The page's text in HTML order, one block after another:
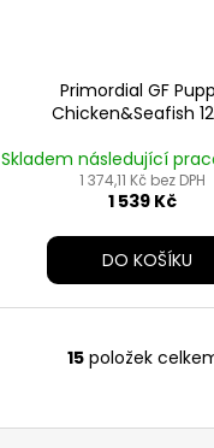
Primordial GF
Chicken&Seafish
Skladem následující
1 374,11 Kč bez DPH
1 539 Kč
DO KOŠÍKU
O
l
15položek